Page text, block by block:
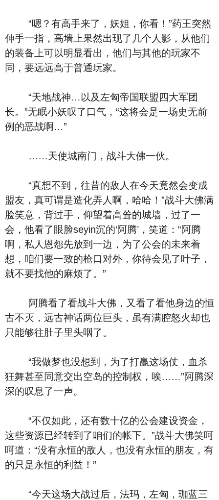
“嗯？有高手来了，妖姐，你看！”药王突然
伸手一指，高墙上果然出现了几个人影，从他们
的装备上可以明显看出，他们与其他的玩家不
同，要远远高于普通玩家。
“天地战神…以及左匈帝国联盟四大军团
长。”无眠小妖叹了口气，“这将会是一场史无前
例的恶战啊…”
……天使城南门，战斗大佛一伙。
“真想不到，往昔的敌人在今天竟然会变成
盟友，真可谓是造化弄人啊，哈哈！”战斗大佛满
脸笑意，背过手，仰望着高耸的城墙，过了一
会，他看了眼脸seyin沉的‘阿腾’，笑道：“阿腾
啊，私人恩怨先放到一边，为了公会的未来着
想，咱们要一致的枪口对外，你待会见了叶子，
就不要找他的麻烦了。”
阿腾看了看战斗大佛，又看了看他身边的恒
古不灭，远古神话两位巨头，虽有满腔怒火却也
只能够往肚子里头咽了。
“我做梦也没想到，为了打赢这场仗，血杀
狂舞甚至同意交出空岛的控制权，唉……”阿腾深
深的叹息了一声。
“不仅如此，还有数十亿的公会建设资金，
这些资源已经转到了咱们的帐下。”战斗大佛笑呵
呵道：“没有永恒的敌人，也没有永恒的朋友，有
的只是永恒的利益！”
“今天这场大战过后，法玛，左匈，珈蓝三